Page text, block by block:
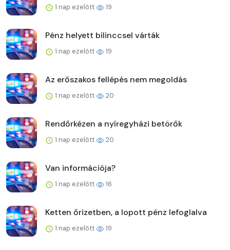
1 nap ezelőtt 19
Pénz helyett bilinccsel várták
1 nap ezelőtt 19
Az erőszakos fellépés nem megoldás
1 nap ezelőtt 20
Rendőrkézen a nyíregyházi betörők
1 nap ezelőtt 20
Van információja?
1 nap ezelőtt 16
Ketten őrizetben, a lopott pénz lefoglalva
1 nap ezelőtt 19